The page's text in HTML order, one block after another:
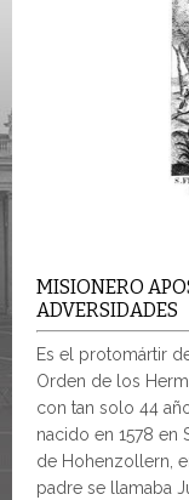
MISIONERO
ADVERSIDADES
Es el protomártir
Orden de los
con tan solo 44
nacido en 1578 en
de Hohenzollern,
padre se llamaba